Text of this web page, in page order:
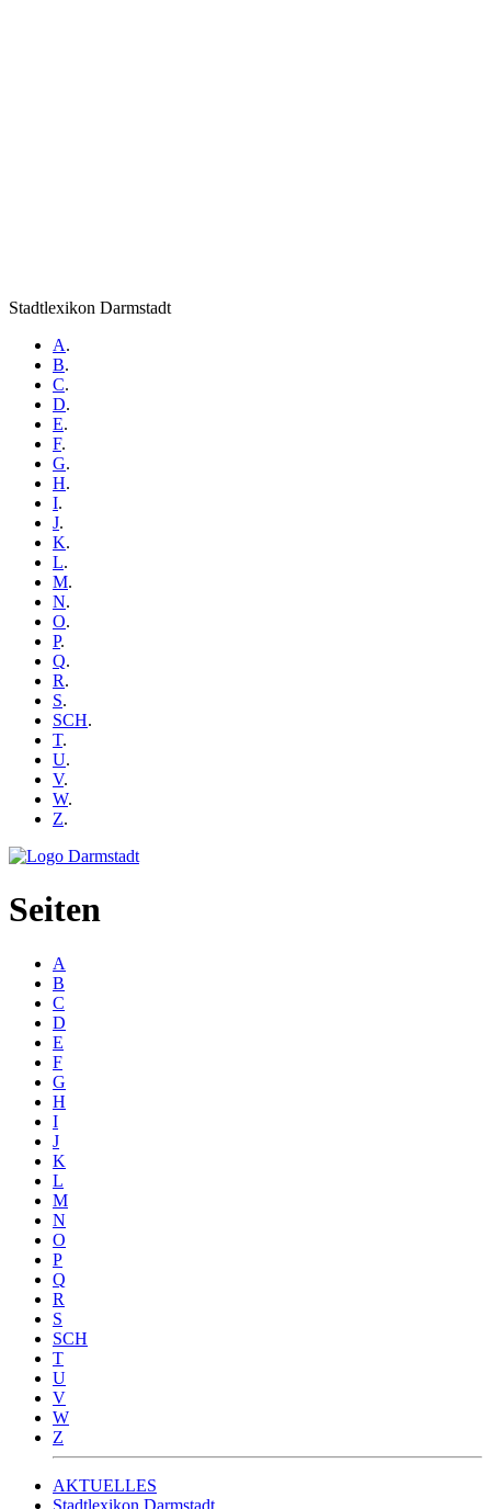
Stadtlexikon Darmstadt
A.
B.
C.
D.
E.
F.
G.
H.
I.
J.
K.
L.
M.
N.
O.
P.
Q.
R.
S.
SCH.
T.
U.
V.
W.
Z.
Seiten
A
B
C
D
E
F
G
H
I
J
K
L
M
N
O
P
Q
R
S
SCH
T
U
V
W
Z
AKTUELLES
Stadtlexikon Darmstadt